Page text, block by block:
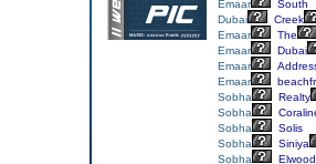
Emaar
South
Dubai
Creek
Emaar
The
Emaar
Dubai
Emaar
Emaar
Sobha
Realty
Sobha
Sobha
Solis
Sobha
Siniya
Sobha
Elwood